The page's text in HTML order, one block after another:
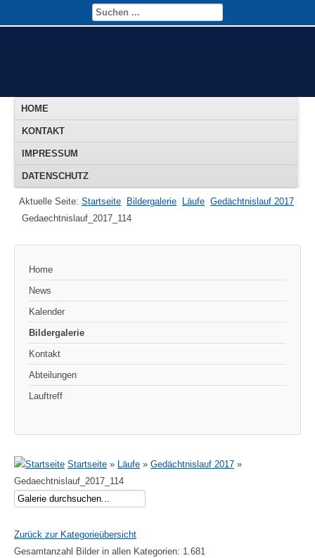
HOME
KONTAKT
IMPRESSUM
DATENSCHUTZ
Aktuelle Seite: Startseite Bildergalerie Läufe Gedächtnislauf 2017
Gedaechtnislauf_2017_114
Home
News
Kalender
Bildergalerie
Kontakt
Abteilungen
Lauftreff
Startseite » Läufe » Gedächtnislauf 2017 »
Gedaechtnislauf_2017_114
Zurück zur Kategorieübersicht
Gesamtanzahl Bilder in allen Kategorien: 1.681